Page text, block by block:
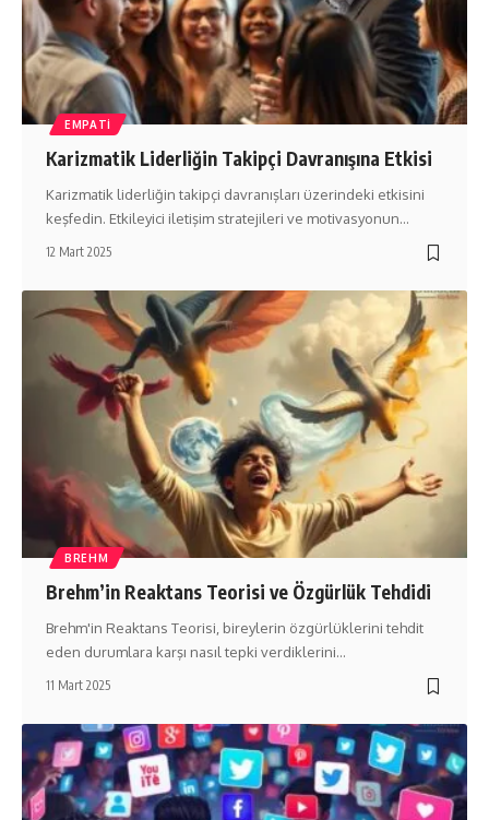
EMPATI
Karizmatik Liderliğin Takipçi Davranışına Etkisi
Karizmatik liderliğin takipçi davranışları üzerindeki etkisini
keşfedin. Etkileyici iletişim stratejileri ve motivasyonun…
12 Mart 2025
BREHM
Brehm’in Reaktans Teorisi ve Özgürlük Tehdidi
Brehm'in Reaktans Teorisi, bireylerin özgürlüklerini tehdit
eden durumlara karşı nasıl tepki verdiklerini…
11 Mart 2025